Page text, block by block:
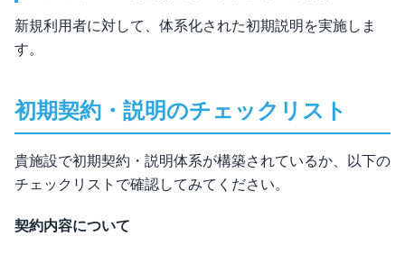
新規利用者に対して、体系化された初期説明を実施しま
す。
初期契約・説明のチェックリスト
貴施設で初期契約・説明体系が構築されているか、以下の
チェックリストで確認してみてください。
契約内容について